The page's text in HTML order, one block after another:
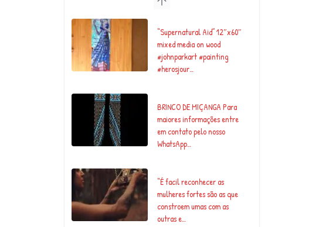
“Supernatural Aid” 12″x60″
mixed media on wood
#johnparkart #painting
#herosjour…
BRINCO DE MIÇANGA Para
maiores informações entre
em contato pelo nosso
WhatsApp…
“É facil reconhecer as
mulheres fortes são as que
constroem umas com as
outras e…